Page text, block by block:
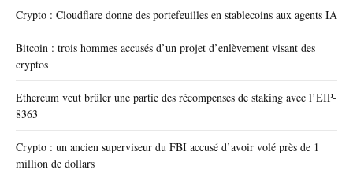
Crypto : Cloudflare donne des portefeuilles en stablecoins aux agents IA
Bitcoin : trois hommes accusés d’un projet d’enlèvement visant des
cryptos
Ethereum veut brûler une partie des récompenses de staking avec l’EIP-
8363
Crypto : un ancien superviseur du FBI accusé d’avoir volé près de 1
million de dollars